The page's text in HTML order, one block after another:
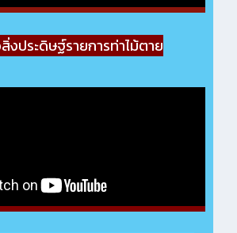
งประดิษฐ์รายการท่าไม้ตาย